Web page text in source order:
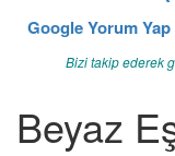
Google Yorum Yap
Bizi takip ederek
Beyaz